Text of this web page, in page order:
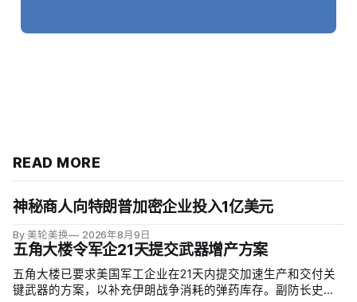
READ MORE
神秘商人向特朗普加密企业投入1亿美元
By 美轮美换 2026年8月9日
五角大楼令军企21天提交武器增产方案
五角大楼已要求美国军工企业在21天内提交加速生产和交付关
键武器的方案，以补充伊朗战争消耗的弹药库存。副防长史蒂